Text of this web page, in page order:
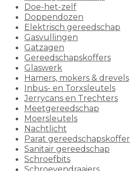
Doe-het-zelf
Doppendozen
Elektrisch gereedschap
Gasvullingen
Gatzagen
Gereedschapskoffers
Glaswerk
Hamers, mokers & drevels
Inbus- en Torxsleutels
Jerrycans en Trechters
Meetgereedschap
Moersleutels
Nachtlicht
Parat gereedschapskoffer
Sanitair gereedschap
Schroefbits
Schroevendraaiers